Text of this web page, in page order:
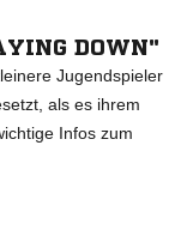
DOWN"
Jugendspieler
als es ihrem
Infos zum